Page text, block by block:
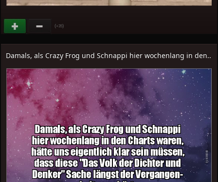
(+35)
Damals, als Crazy Frog und Schnappi hier wochenlang in den..